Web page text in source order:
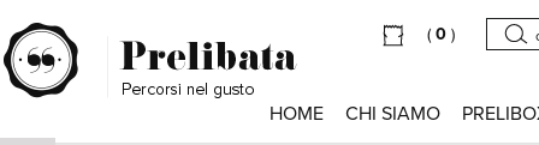
( 0 )
HOME CHI SIAMO